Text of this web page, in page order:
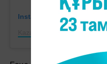
Instagram-дағы бұл
Kazakhstan Tennis